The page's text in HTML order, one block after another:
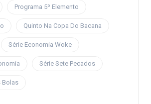
Programa 5º Elemento
Quinto Na Copa Do Bacana
Série Economia Woke
Série Sete Pecados
Bolas